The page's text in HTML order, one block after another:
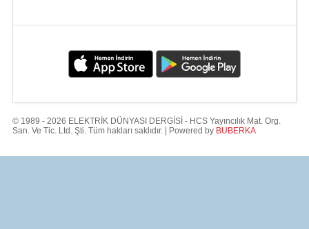
© 1989 - 2026 ELEKTRİK DÜNYASI DERGİSİ - HCS Yayıncılık Mat. Org.
San. Ve Tic. Ltd. Şti. Tüm hakları saklıdır. | Powered by BUBERKA